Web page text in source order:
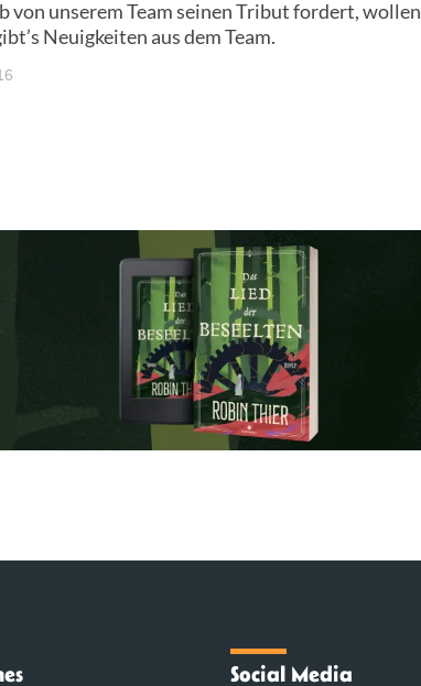
von unserem Team seinen Tribut fordert, wollen
Neuigkeiten aus dem Team.
Social Media